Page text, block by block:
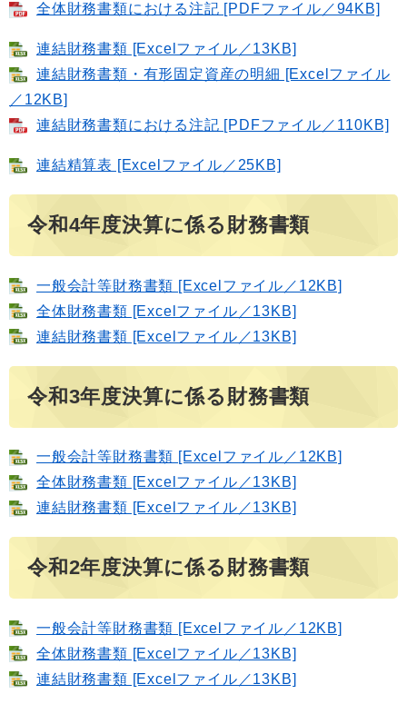
全体財務書類における注記 [PDFファイル／94KB]
連結財務書類 [Excelファイル／13KB]
連結財務書類・有形固定資産の明細 [Excelファイル
／12KB]
連結財務書類における注記 [PDFファイル／110KB]
連結精算表 [Excelファイル／25KB]
令和4年度決算に係る財務書類
一般会計等財務書類 [Excelファイル／12KB]
全体財務書類 [Excelファイル／13KB]
連結財務書類 [Excelファイル／13KB]
令和3年度決算に係る財務書類
一般会計等財務書類 [Excelファイル／12KB]
全体財務書類 [Excelファイル／13KB]
連結財務書類 [Excelファイル／13KB]
令和2年度決算に係る財務書類
一般会計等財務書類 [Excelファイル／12KB]
全体財務書類 [Excelファイル／13KB]
連結財務書類 [Excelファイル／13KB]